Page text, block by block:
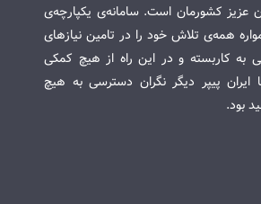
عزیز کشورمان است. سامانه‌ی یکپارچه‌ی
همه‌ی تلاش خود را در تامین نیازهای
به کاربسته و در این راه از هیچ کمکی
ایران پیپر دیگر نگران دسترسی به هیچ
بود.